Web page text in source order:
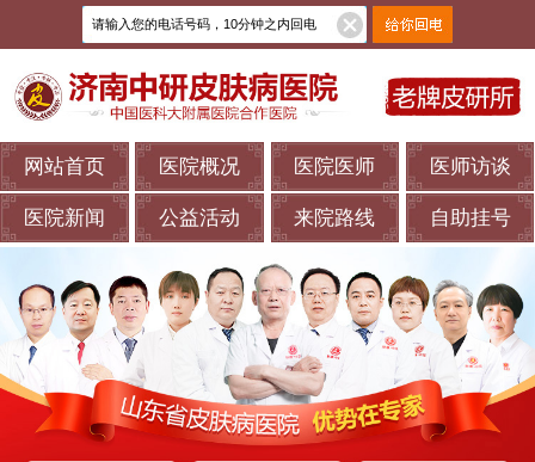
网站首页 医院概况 医院医师 医师访谈
医院新闻 公益活动 来院路线 自助挂号